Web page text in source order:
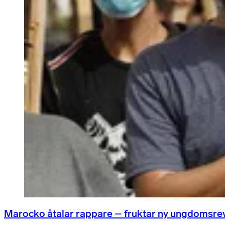
Marocko åtalar rappare – fruktar ny